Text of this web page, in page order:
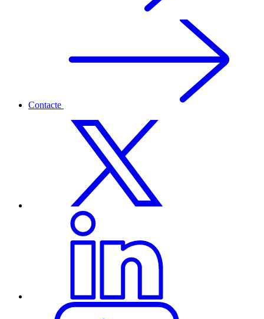
Contacte